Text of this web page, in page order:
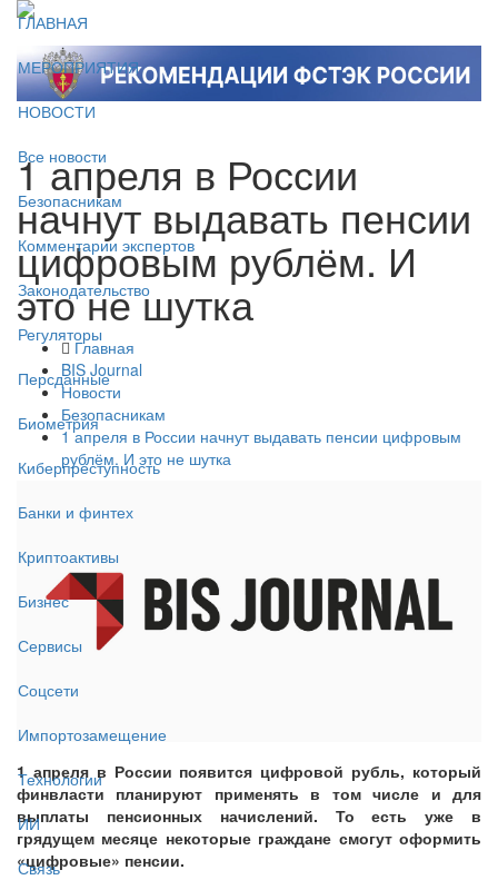
ГЛАВНАЯ
МЕРОПРИЯТИЯ
НОВОСТИ
Все новости
Безопасникам
Комментарии экспертов
Законодательство
Регуляторы
Персданные
Биометрия
Киберпреступность
Банки и финтех
Криптоактивы
Бизнес
Сервисы
Соцсети
Импортозамещение
Технологии
ИИ
Связь
1 апреля в России
начнут выдавать пенсии
цифровым рублём. И
это не шутка
Главная
BIS Journal
Новости
Безопасникам
1 апреля в России начнут выдавать пенсии цифровым
рублём. И это не шутка
1 апреля в России появится цифровой рубль, который
финвласти планируют применять в том числе и для
выплаты пенсионных начислений. То есть уже в
грядущем месяце некоторые граждане смогут оформить
«цифровые» пенсии.